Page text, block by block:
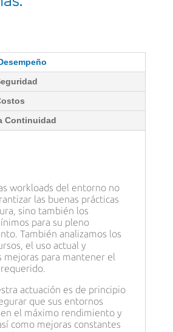
Continuidad
workloads del entorno no
las buenas prácticas
sino también los
para su pleno
También analizamos los
el uso actual y
mejoras para mantener el
actuación es de principio
que sus entornos
el máximo rendimiento y
como mejoras constantes